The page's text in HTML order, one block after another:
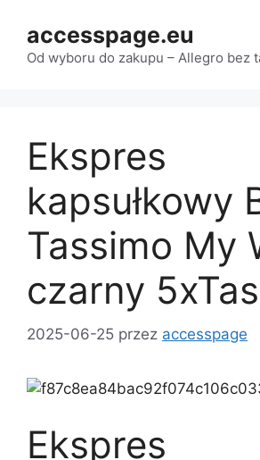
treści
accesspage.eu
Od wyboru do zakupu – Allegro bez
Ekspres
kapsułkowy
Tassimo My
czarny
2025-06-25 przez accesspage
Ekspres